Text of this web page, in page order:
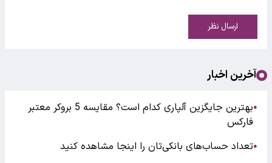
ارسال نظر
آخرین اخبار
●
بهترین جایگزین آلپاری کدام است؟ مقایسه 5 بروکر معتبر
فارکس
●تعداد حساب‌های بانکی‌تان را اینجا مشاهده کنید